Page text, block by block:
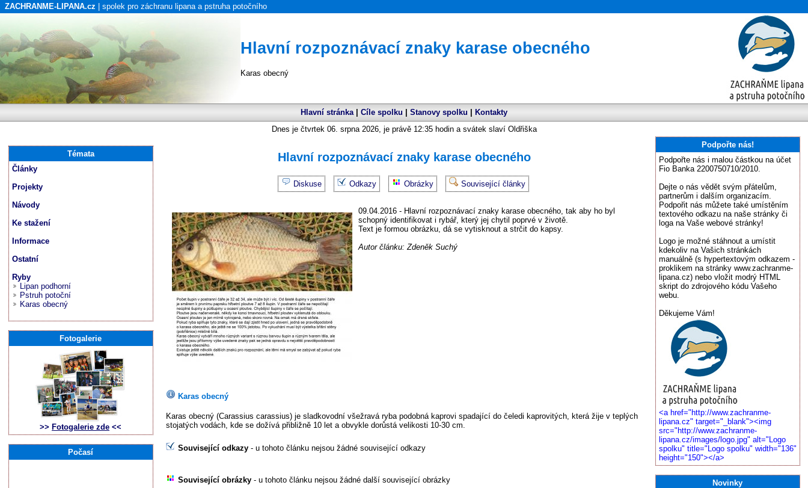
ZACHRANME-LIPANA.cz | spolek pro záchranu lipana a pstruha potočního
Hlavní rozpoznávací znaky karase obecného
Karas obecný
Hlavní stránka| Cíle spolku Stanovy spolku
Kontakty
Dnes je čtvrtek 06. srpna 2026, je právě 12:35 hodin a svátek slaví Oldřiška
Hlavní rozpoznávací znaky karase obecného
Diskuse Odkazy Obrázky Související články
09.04.2016 - Hlavní rozpoznávací znaky karase obecného, tak aby ho byl
schopný identifikovat i rybář, který jej chytil poprvé v životě.
Text je formou obrázku, dá se vytisknout a strčit do kapsy.
Autor článku: Zdeněk Suchý
Karas obecný
Karas obecný (Carassius carassius) je sladkovodní všežravá ryba podobná kaprovi spadající do čeledi kaprovitých, která žije v teplých
stojatých vodách, kde se dožívá přibližně 10 let a obvykle dorůstá velikosti 10-30 cm.
Související odkazy - u tohoto článku nejsou žádné související odkazy
Související obrázky - u tohoto článku nejsou žádné další související obrázky
Témata
Články
Projekty
Návody
Ke stažení
Informace
Ostatní
Ryby
Lipan podhorní
Pstruh potoční
Karas obecný
Fotogalerie
>> Fotogalerie zde <<
Počasí
Podpořte nás!
Podpořte nás i malou částkou na účet
Fio Banka 2200750710/2010.
Dejte o nás vědět svým přátelům,
partnerům i dalším organizacím.
Podpořit nás můžete také umístěním
textového odkazu na naše stránky či
loga na Vaše webové stránky!
Logo je možné stáhnout a umístit
kdekoliv na Vašich stránkách
manuálně (s hypertextovým odkazem -
proklikem na stránky www.zachranme-
lipana.cz) nebo vložit modrý HTML
skript do zdrojového kódu Vašeho
webu.
Děkujeme Vám!
<a href="http://www.zachranme-
lipana.cz" target="_blank"><img
src="http://www.zachranme-
lipana.cz/images/logo.jpg" alt="Logo
spolku" title="Logo spolku" width="136"
height="150"></a>
Novinky